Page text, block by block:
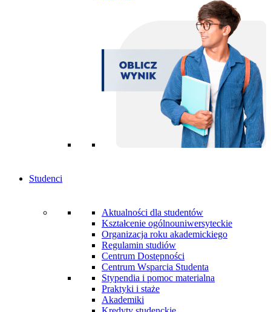
Studenci
Aktualności dla studentów
Kształcenie ogólnouniwersyteckie
Organizacja roku akademickiego
Regulamin studiów
Centrum Dostępności
Centrum Wsparcia Studenta
Stypendia i pomoc materialna
Praktyki i staże
Akademiki